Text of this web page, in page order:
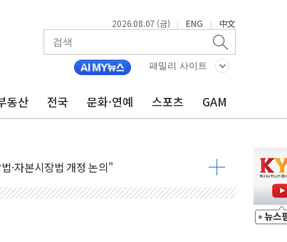
2026.08.07 (금) | ENG | 中文
패밀리 사이트
동산 전국 문화·연예 스포츠 GAM
데이터센터·모빌리티 구체화
혼조세...웨스턴디지털·샌디스크↓
보 점검회의
...호실적 보고 기업 상승세 뚜렷